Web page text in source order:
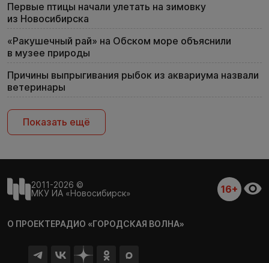
Первые птицы начали улетать на зимовку
из Новосибирска
«Ракушечный рай» на Обском море объяснили
в музее природы
Причины выпрыгивания рыбок из аквариума назвали
ветеринары
Показать ещё
2011-2026 ©
МКУ ИА «Новосибирск»
16+
О ПРОЕКТЕРАДИО «ГОРОДСКАЯ ВОЛНА»